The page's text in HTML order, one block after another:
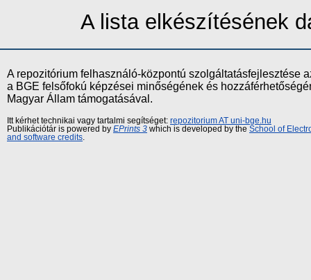
A lista elkészítésének
A repozitórium felhasználó-központú szolgáltatásfejlesztése
a BGE felsőfokú képzései minőségének és
Magyar Állam támogatásával.
Itt kérhet technikai vagy tartalmi segítséget: repozitorium AT uni-bge.hu
Publikációtár is powered by EPrints 3 which is developed by the School of
and software credits